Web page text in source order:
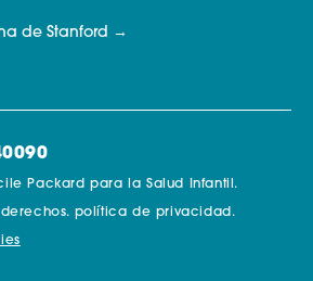
de Stanford
Packard para la Salud Infantil.
política de privacidad.